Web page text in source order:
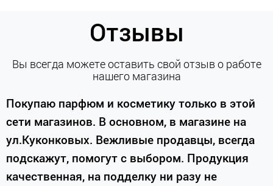
Отзывы
Вы всегда можете оставить свой отзыв о работе
нашего магазина
Покупаю парфюм и косметику только в этой
сети магазинов. В основном, в магазине на
ул.Куконковых. Вежливые продавцы, всегда
подскажут, помогут с выбором. Продукция
качественная, на подделку ни разу не